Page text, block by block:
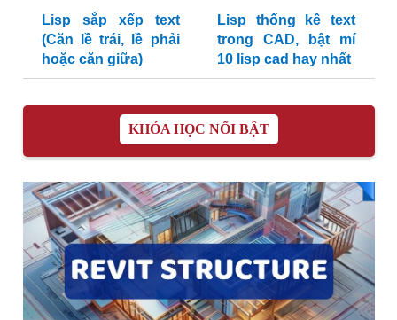
Lisp sắp xếp text
(Căn lề trái, lề phải
hoặc căn giữa)
Lisp thống kê text
trong CAD, bật mí
10 lisp cad hay nhất
KHÓA HỌC NỔI BẬT